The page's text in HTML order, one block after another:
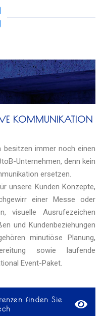
KOMMUNIKATION
besitzen immer noch einen
Unternehmen, denn kein
ersetzen.
unsere Kunden Konzepte,
einer Messe oder
visuelle Ausrufezeichen
und Kundenbeziehungen
minutiöse Planung,
sowie laufende
Event-Paket.
finden Sie